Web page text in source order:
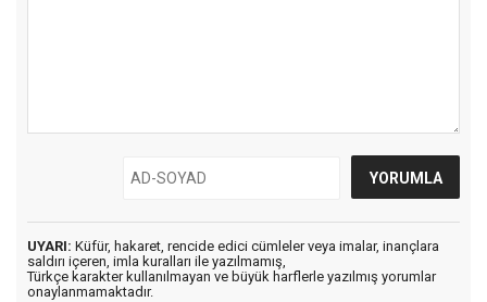
UYARI: Küfür, hakaret, rencide edici cümleler veya imalar, inançlara
saldırı içeren, imla kuralları ile yazılmamış,
Türkçe karakter kullanılmayan ve büyük harflerle yazılmış yorumlar
onaylanmamaktadır.